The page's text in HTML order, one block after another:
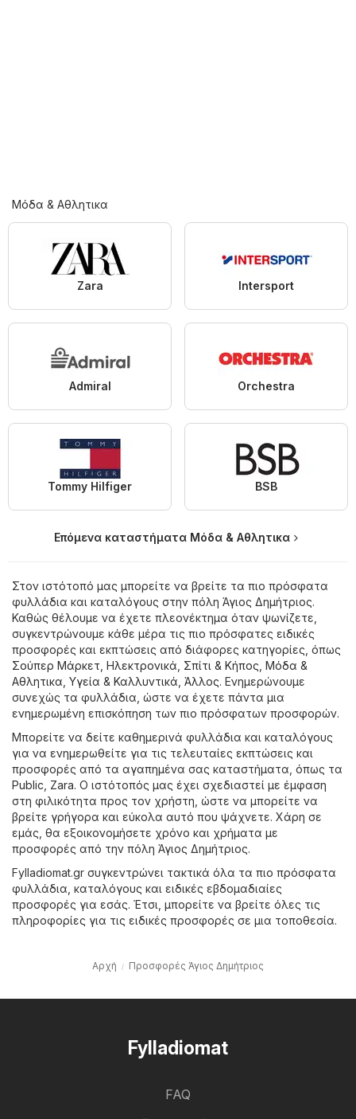
Μόδα & Aθλητικα
Zara Intersport
Admiral Orchestra
Tommy Hilfiger BSB
Επόμενα καταστήματα Μόδα & Aθλητικα
Στον ιστότοπό μας μπορείτε να βρείτε τα πιο πρόσφατα
φυλλάδια και καταλόγους στην πόλη Άγιος Δημήτριος.
Καθώς θέλουμε να έχετε πλεονέκτημα όταν ψωνίζετε,
συγκεντρώνουμε κάθε μέρα τις πιο πρόσφατες ειδικές
προσφορές και εκπτώσεις από διάφορες κατηγορίες, όπως
Σούπερ Μάρκετ Hλεκτρονικά Σπίτι & Κήπος Μόδα &
Aθλητικα Υγεία & Καλλυντικά Άλλος. Ενημερώνουμε
συνεχώς τα φυλλάδια, ώστε να έχετε πάντα μια
ενημερωμένη επισκόπηση των πιο πρόσφατων προσφορών.
Μπορείτε να δείτε καθημερινά φυλλάδια και καταλόγους
για να ενημερωθείτε για τις τελευταίες εκπτώσεις και
προσφορές από τα αγαπημένα σας καταστήματα, όπως τα
Public Zara. Ο ιστότοπός μας έχει σχεδιαστεί με έμφαση
στη φιλικότητα προς τον χρήστη, ώστε να μπορείτε να
βρείτε γρήγορα και εύκολα αυτό που ψάχνετε. Χάρη σε
εμάς, θα εξοικονομήσετε χρόνο και χρήματα με
προσφορές από την πόλη Άγιος Δημήτριος.
Fylladiomat.gr συγκεντρώνει τακτικά όλα τα πιο πρόσφατα
φυλλάδια, καταλόγους και ειδικές εβδομαδιαίες
προσφορές για εσάς. Έτσι, μπορείτε να βρείτε όλες τις
πληροφορίες για τις ειδικές προσφορές σε μια τοποθεσία.
Αρχή Προσφορές Άγιος Δημήτριος
Fylladiomat
FAQ